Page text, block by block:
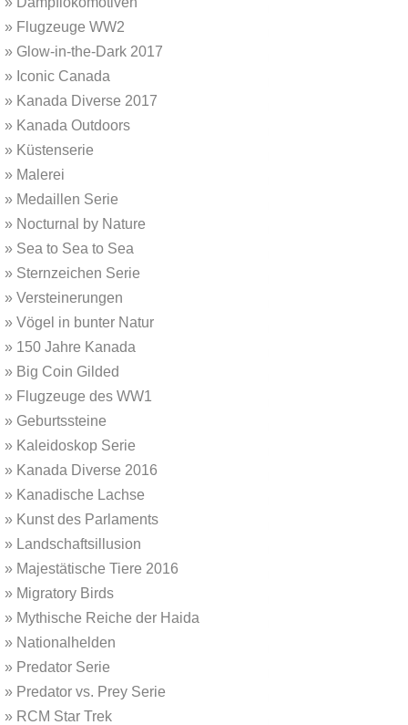
» Flugzeuge WW2
» Glow-in-the-Dark 2017
» Iconic Canada
» Kanada Diverse 2017
» Kanada Outdoors
» Küstenserie
» Malerei
» Medaillen Serie
» Nocturnal by Nature
» Sea to Sea to Sea
» Sternzeichen Serie
» Versteinerungen
» Vögel in bunter Natur
» 150 Jahre Kanada
» Big Coin Gilded
» Flugzeuge des WW1
» Geburtssteine
» Kaleidoskop Serie
» Kanada Diverse 2016
» Kanadische Lachse
» Kunst des Parlaments
» Landschaftsillusion
» Majestätische Tiere 2016
» Migratory Birds
» Mythische Reiche der Haida
» Nationalhelden
» Predator Serie
» Predator vs. Prey Serie
» RCM Star Trek